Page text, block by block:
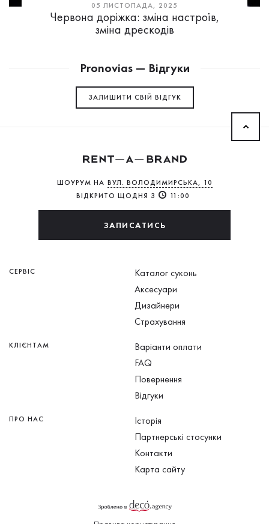
05 ЛИСТОПАДА, 2025
Червона доріжка: зміна настроїв,
зміна дрескодів
Pronovias — Відгуки
ЗАЛИШИТИ СВIЙ ВІДГУК
ШОУРУМ НА ВУЛ. ВОЛОДИМИРСЬКА, 10
ВІДКРИТО ЩОДНЯ З
11:00
ЗАПИСАТИСЬ
СЕРВІС
Каталог суконь
Аксесуари
Дизайнери
Страхування
КЛІЄНТАМ
Варіанти оплати
FAQ
Повернення
Відгуки
ПРО НАС
Історія
Партнерські стосунки
Контакти
Карта сайту